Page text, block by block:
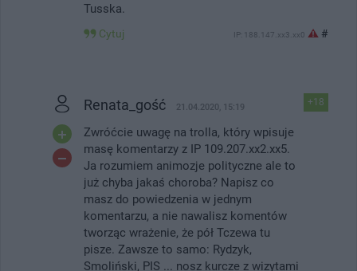
Tusska.
Cytuj IP: 188.147.xx3.xx0 #
+18
Renata_gość 21.04.2020, 15:19
Zwróćcie uwagę na trolla, który wpisuje
masę komentarzy z IP 109.207.xx2.xx5.
Ja rozumiem animozje polityczne ale to
już chyba jakaś choroba? Napisz co
masz do powiedzenia w jednym
komentarzu, a nie nawalisz komentów
tworząc wrażenie, że pół Tczewa tu
pisze. Zawsze to samo: Rydzyk,
Smoliński, PIS ... nosz kurcze z wizytami